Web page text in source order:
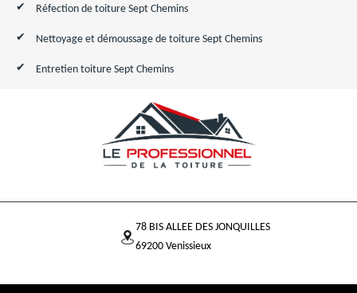
Réfection de toiture Sept Chemins
Nettoyage et démoussage de toiture Sept Chemins
Entretien toiture Sept Chemins
78 BIS ALLEE DES JONQUILLES
69200 Venissieux